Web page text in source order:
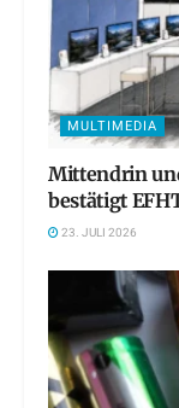
MULTIMEDIA
Mittendrin
bestätigt
23. JULI 2026